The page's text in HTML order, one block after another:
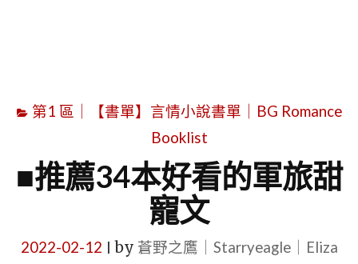
第1 區｜【書單】言情小說書單｜BG Romance
Booklist
■推薦34本好看的軍旅甜
寵文
2022-02-12 by 蒼野之鷹｜Starryeagle｜Eliza